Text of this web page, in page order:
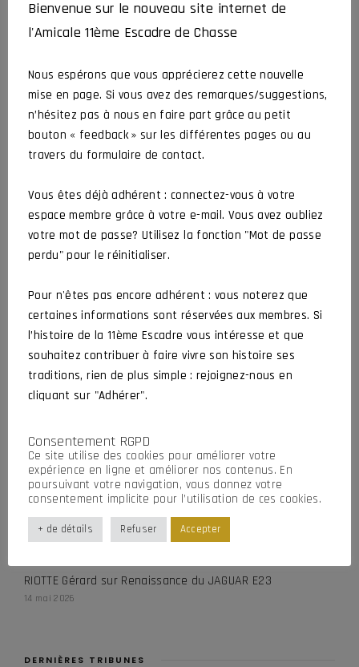
« RES NON VERBA » # 82
CROCHARD Jean-Luc
26 juillet 2026
Hommage à Bernard et Stéphane
CROCHARD Jean-Luc
2 juillet 2026
Actualités Organisé par l’amicale
AG 2026 de l’Amicale
CROCHARD Jean-Luc
5 juin 2026
Actualités Assemblée Générale
DURAND Christian surHommage à Bernard et Stéphane
RIOTTE GérardsurRenaissance du JAGUAR E23
1 juillet 2026
CROCHARD Jean-LucsurRenaissance du JAGUAR E23
16 mai 2026
CROCHARD Jean-Lucsur Renaissance du JAGUAR E23
RIOTTE Gérard sur Renaissance du JAGUAR E23
14 mai 2026
DERNIÈRES TRIBUNES
Bienvenue sur le nouveau site internet de
l'Amicale 11ème Escadre de Chasse
Nous espérons que vous apprécierez cette nouvelle
mise en page. Si vous avez des remarques/suggestions,
n’hésitez pas à nous en faire part grâce au petit
bouton « feedback » sur les différentes pages ou au
travers du formulaire de contact.
Vous êtes déjà adhérent : connectez-vous à votre
espace membre grâce à votre e-mail. Vous avez oubliez
votre mot de passe? Utilisez la fonction "Mot de passe
perdu" pour le réinitialiser.
Pour n'êtes pas encore adhérent : vous noterez que
certaines informations sont réservées aux membres. Si
l’histoire de la 11ème Escadre vous intéresse et que
souhaitez contribuer à faire vivre son histoire ses
traditions, rien de plus simple : rejoignez-nous en
cliquant sur "Adhérer".
Consentement RGPD
Ce site utilise des cookies pour améliorer votre
expérience en ligne et améliorer nos contenus. En
poursuivant votre navigation, vous donnez votre
consentement implicite pour l’utilisation de ces cookies.
+ de détails Refuser Accepter